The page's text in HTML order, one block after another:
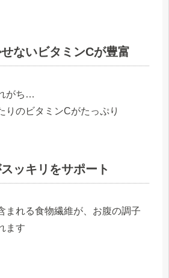
ないビタミンCが豊富
がち…
りのビタミンCがたっぷり
ッキリをサポート
まれる食物繊維が、お腹の調子
ます